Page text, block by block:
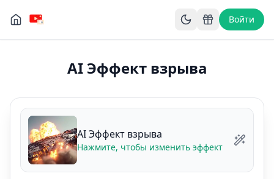
Войти
AI Эффект взрыва
AI Эффект взрыва
Нажмите, чтобы изменить эффект